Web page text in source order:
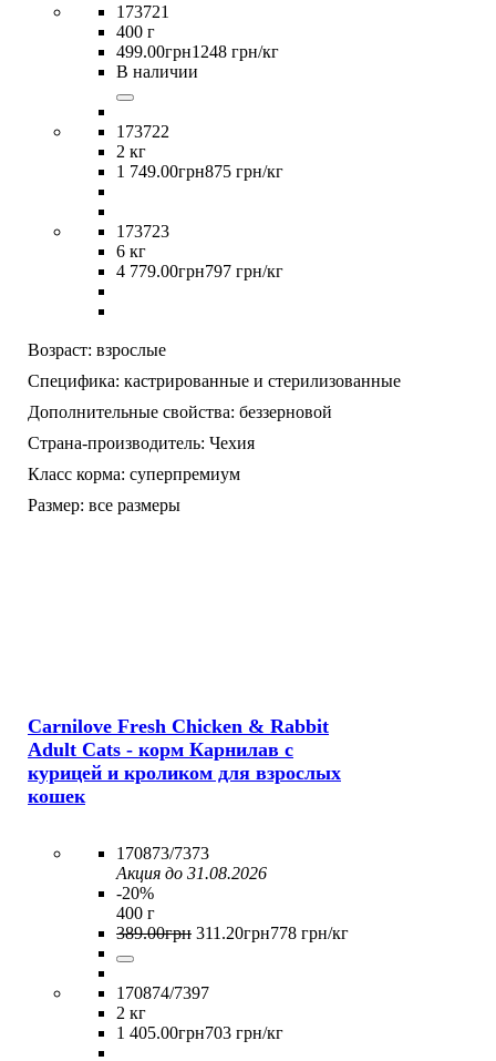
173721
400 г
499.00грн1248 грн/кг
В наличии
173722
2 кг
1 749.00грн875 грн/кг
173723
6 кг
4 779.00грн797 грн/кг
Возраст: взрослые
Специфика: кастрированные и стерилизованные
Дополнительные свойства: беззерновой
Страна-производитель: Чехия
Класс корма: суперпремиум
Размер: все размеры
Carnilove Fresh Chicken & Rabbit
Adult Cats - корм Карнилав с
курицей и кроликом для взрослых
кошек
170873/7373
Акция до 31.08.2026
-20%
400 г
389.00грн 311 .20грн778 грн/кг
170874/7397
2 кг
1 405.00грн703 грн/кг